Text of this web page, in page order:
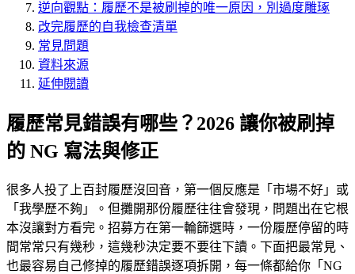
逆向觀點：履歷不是被刷掉的唯一原因，別過度雕琢
改完履歷的自我檢查清單
常見問題
資料來源
延伸閱讀
履歷常見錯誤有哪些？2026 讓你被刷掉
的 NG 寫法與修正
很多人投了上百封履歷沒回音，第一個反應是「市場不好」或
「我學歷不夠」。但攤開那份履歷往往會發現，問題出在它根
本沒讓對方看完。招募方在第一輪篩選時，一份履歷停留的時
間常常只有幾秒，這幾秒決定要不要往下讀。下面把最常見、
也最容易自己修掉的履歷錯誤逐項拆開，每一條都給你「NG